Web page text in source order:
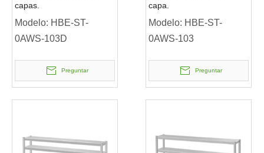
capas.
Modelo: HBE-ST-
0AWS-103D
Preguntar
capa.
Modelo: HBE-ST-
0AWS-103
Preguntar